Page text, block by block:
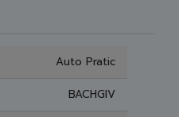
Auto Pratic
BACHGIV